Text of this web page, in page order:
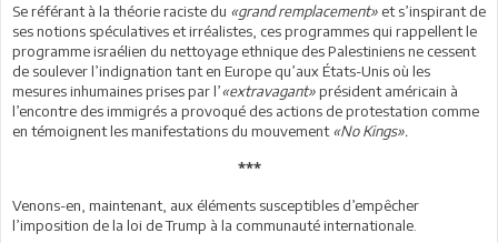
Se référant à la théorie raciste du «grand remplacement» et s’inspirant de
ses notions spéculatives et irréalistes, ces programmes qui rappellent le
programme israélien du nettoyage ethnique des Palestiniens ne cessent
de soulever l’indignation tant en Europe qu’aux États-Unis où les
mesures inhumaines prises par l’«extravagant»président américain à
l’encontre des immigrés a provoqué des actions de protestation comme
en témoignent les manifestations du mouvement«No Kings».
***
Venons-en, maintenant, aux éléments susceptibles d’empêcher
l’imposition de la loi de Trump à la communauté internationale.